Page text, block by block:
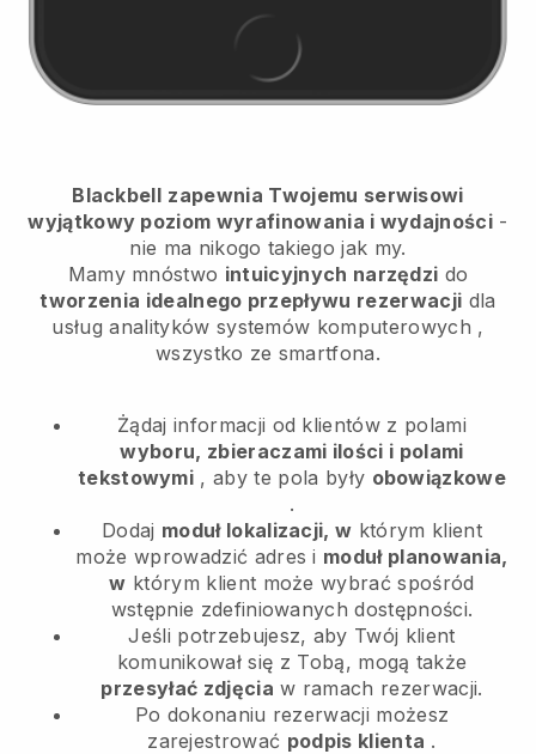
Blackbell zapewnia Twojemu serwisowi
wyjątkowy poziom wyrafinowania i wydajności -
nie ma nikogo takiego jak my.
Mamy mnóstwo intuicyjnych narzędzi do
tworzenia idealnego przepływu rezerwacji dla
usług analityków systemów komputerowych ,
wszystko ze smartfona.
Żądaj informacji od klientów z polami
wyboru, zbieraczami ilości i polami
tekstowymi , aby te pola były obowiązkowe
.
Dodaj moduł lokalizacji, w którym klient
może wprowadzić adres i moduł planowania,
w którym klient może wybrać spośród
wstępnie zdefiniowanych dostępności.
Jeśli potrzebujesz, aby Twój klient
komunikował się z Tobą, mogą także
przesyłać zdjęcia w ramach rezerwacji.
Po dokonaniu rezerwacji możesz
zarejestrować podpis klienta .